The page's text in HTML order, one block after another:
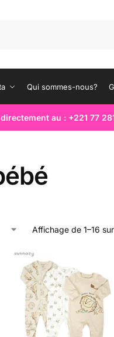
Qui sommes-nous?
au : +221 77
Affichage de 1–16